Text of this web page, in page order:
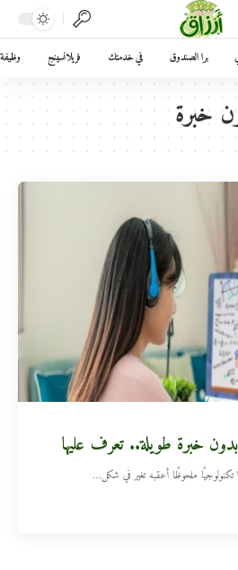
برا الصندوق في خدمتك فريلانسينج
خبرة
تكنولوجيًا ملحوظًا أعقبه تغير في شكل…